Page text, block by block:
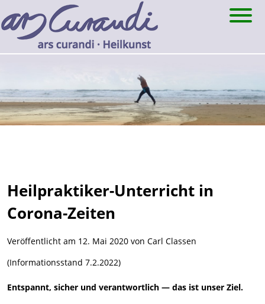
to
content
Heilpraktiker-Unterricht in
Corona-Zeiten
Veröffentlicht am 12. Mai 2020 von Carl Classen
(Informationsstand 7.2.2022)
Entspannt, sicher und verantwortlich — das ist unser Ziel.